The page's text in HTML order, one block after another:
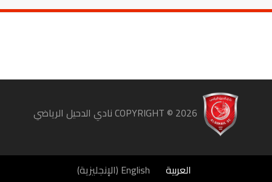
2026 نادي الدحيل الرياضي
العربية English
(الإنجليزية)